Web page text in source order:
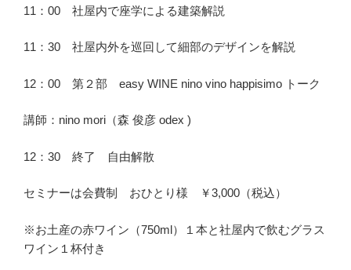
11：00 社屋内で座学による建築解説
11：30 社屋内外を巡回して細部のデザインを解説
12：00 第２部 easy WINE nino vino happisimo トーク
講師：nino mori（森 俊彦 odex )
12：30 終了 自由解散
セミナーは会費制 おひとり様 ￥3,000（税込）
※お土産の赤ワイン（750ml）１本と社屋内で飲むグラス
ワイン１杯付き